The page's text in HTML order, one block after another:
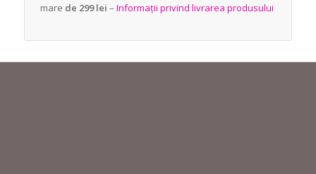
mare de 299 lei – Informații privind livrarea produsului